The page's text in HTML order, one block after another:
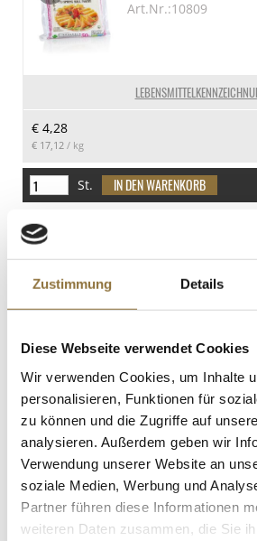
Zustimmung Details
Diese Webseite verwendet Cookies
Wir verwenden Cookies, um Inhalte
personalisieren, Funktionen für
zu können und die Zugriffe auf
analysieren. Außerdem geben wir
Verwendung unserer Website an
soziale Medien, Werbung und
Partner führen diese Informationen
weiteren Daten zusammen, die Sie
davon gesättigte Fettsäuren
4 g
34.5 g
Eiweiß
14 g
Salz
0 g
Erdnuss
Spuren
Spuren
Sesamsamen
Spuren
SO2/Sulfite
Spuren
Sojabohnen
Spuren
Art.Nr.:10809
€ 4,28
€ 17,12 / kg
St.
€ 0,47
€ 11,19/ kg
St.
Ingwer, eingelegt,
kg, ATG 1,00 kg
Art.Nr.:11147